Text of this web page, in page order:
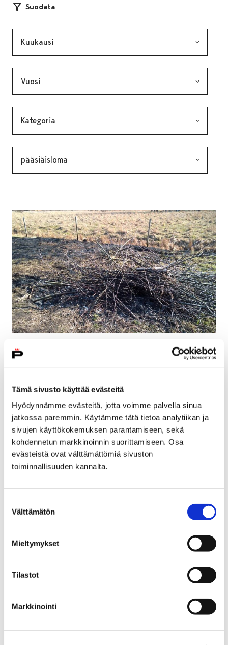
Tämä sivusto käyttää evästeitä
Hyödynnämme evästeitä, jotta voimme palvella sinua
jatkossa paremmin. Käytämme tätä tietoa analytiikan ja
sivujen käyttökokemuksen parantamiseen, sekä
kohdennetun markkinoinnin suorittamiseen. Osa
evästeistä ovat välttämättömiä sivuston
toiminnallisuuden kannalta.
valinta
Välttämätön
Mieltymykset
Tilastot
Markkinointi
Suodata
Vietä pääsiäinen ilman ruohikkopaloa
Kauniit kevätkelit voivat houkutella monenlaisiin
puutarhahommiin. Ruohikko- tai metsäpalovaroituksen
tai kovan tuulen aikana avotulta ei kuitenkaan saa
sytyttää.